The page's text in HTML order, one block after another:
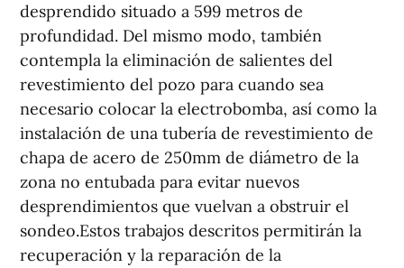
desprendido situado a 599 metros de
profundidad. Del mismo modo, también
contempla la eliminación de salientes del
revestimiento del pozo para cuando sea
necesario colocar la electrobomba, así como la
instalación de una tubería de revestimiento de
chapa de acero de 250mm de diámetro de la
zona no entubada para evitar nuevos
desprendimientos que vuelvan a obstruir el
sondeo.Estos trabajos descritos permitirán la
recuperación y la reparación de la